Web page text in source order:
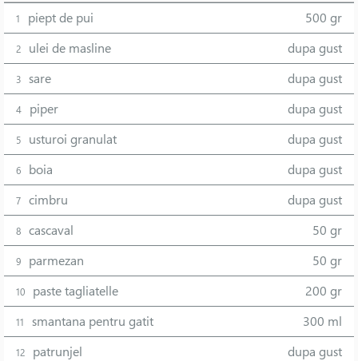
1 piept de pui 500 gr
2 ulei de masline dupa gust
3 sare dupa gust
4 piper dupa gust
5 usturoi granulat dupa gust
6 boia dupa gust
7 cimbru dupa gust
8 cascaval 50 gr
9 parmezan 50 gr
10 paste tagliatelle 200 gr
11 smantana pentru gatit 300 ml
12 patrunjel dupa gust